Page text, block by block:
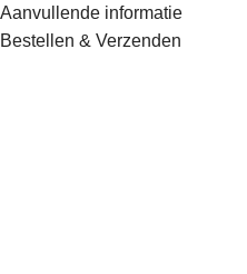
Aanvullende informatie
Bestellen & Verzenden